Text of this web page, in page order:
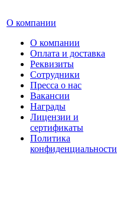
О компании
О компании
Оплата и доставка
Реквизиты
Сотрудники
Пресса о нас
Вакансии
Награды
Лицензии и
сертификаты
Политика
конфиденциальности